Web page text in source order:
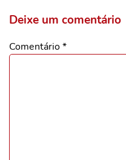
Deixe um comentário
Comentário*